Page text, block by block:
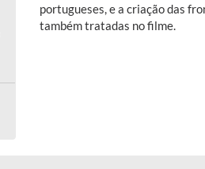
portugueses, e a criação das
também tratadas no filme.